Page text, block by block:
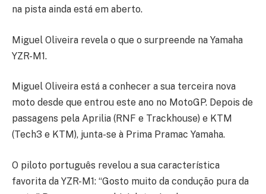
na pista ainda está em aberto.
Miguel Oliveira revela o que o surpreende na Yamaha
YZR-M1.
Miguel Oliveira está a conhecer a sua terceira nova
moto desde que entrou este ano no MotoGP. Depois de
passagens pela Aprilia (RNF e Trackhouse) e KTM
(Tech3 e KTM), junta-se à Prima Pramac Yamaha.
O piloto português revelou a sua característica
favorita da YZR-M1: “Gosto muito da condução pura da